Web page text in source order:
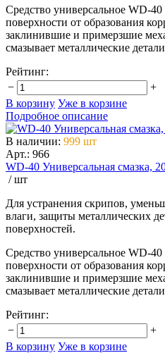
Средство универсальное WD-
поверхности от образования
заклинившие и примерзшие
смазывает металлические
Рейтинг:
−
+
В корзину Уже в корзине
Подробное описание
В наличии: 999 шт
Арт.: 966
WD-40 Универсальная смазка,
/ шт
Для устранения скрипов,
влаги, защиты металлических
поверхностей.
Средство универсальное WD-
поверхности от образования
заклинившие и примерзшие
смазывает металлические
Рейтинг:
−
+
В корзину Уже в корзине